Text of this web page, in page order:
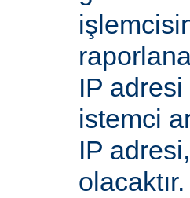
IP
istemci
IP
olacaktır.